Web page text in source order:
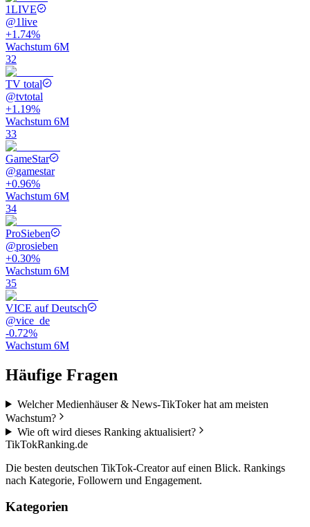
1LIVE
@1live
+1.74%
Wachstum 6M
32
TV total
@tvtotal
+1.19%
Wachstum 6M
33
GameStar
@gamestar
+0.96%
Wachstum 6M
34
ProSieben
@prosieben
+0.30%
Wachstum 6M
35
VICE auf Deutsch
@vice_de
-0.72%
Wachstum 6M
Häufige Fragen
Welcher Medienhäuser & News-TikToker hat am meisten
Wachstum?
Wie oft wird dieses Ranking aktualisiert?
TikTokRanking.de
Die besten deutschen TikTok-Creator auf einen Blick. Rankings
nach Kategorie, Followern und Engagement.
Kategorien